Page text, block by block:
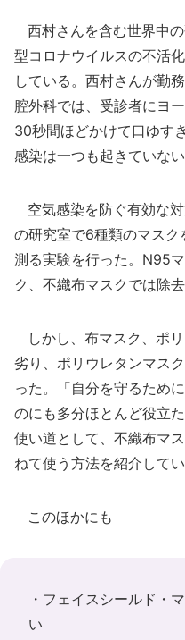
西村さんを含む世界中
型コロナウイルスの不活
している。西村さんが勤
腔外科では、受診者にヨ
30秒間ほどかけて口ゆす
感染は一つも起きていない
空気感染を防ぐ有効な
の研究室で6種類のマス
測る実験を行った。N95
ク、不織布マスクでは除
しかし、布マスク、ポ
劣り、ポリウレタンマス
った。「自分を守るため
のにも多分ほとんど役立
使い道として、不織布マ
ねて使う方法を紹介してい
このほかにも
・フェイスシールド・
い